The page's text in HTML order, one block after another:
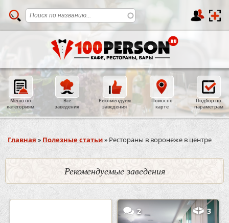
Меню по
категориям
Все
заведения
Рекомендуем
заведения
Поиск по
карте
Подбор по
параметрам
Вы здесь
Главная » Полезные статьи» Рестораны в воронеже в центре
Рекомендуемые заведения
2 3